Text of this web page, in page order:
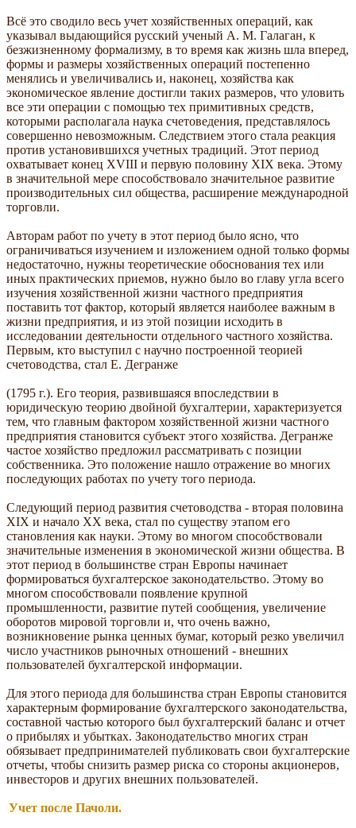
Bcё это сводило весь учет хозяйственных операций, как
указывал выдающийся русский ученый А. М. Галаган, к
безжизненному формализму, в то время как жизнь шла вперед,
формы и размеры хозяйственных операций постепенно
менялись и увеличивались и, наконец, хозяйства как
экономическое явление достигли таких размеров, что уловить
все эти операции с помощью тех примитивных средств,
которыми располагала наука счетоведения, представлялось
совершенно невозможным. Следствием этого стала реакция
против установившихся учетных традиций. Этот период
охватывает конец XVIII и первую половину XIX века. Этому
в значительной мере способствовало значительное развитие
производительных сил общества, расширение международной
торговли.
Авторам работ по учету в этот период было ясно, что
ограничиваться изучением и изложением одной только формы
недостаточно, нужны теоретические обоснования тех или
иных практических приемов, нужно было во главу угла всего
изучения хозяйственной жизни частного предприятия
поставить тот фактор, который является наиболее важным в
жизни предприятия, и из этой позиции исходить в
исследовании деятельности отдельного частного хозяйства.
Первым, кто выступил с научно построенной теорией
счетоводства, стал Е. Дегранже
(1795 г.). Его теория, развившаяся впоследствии в
юридическую теорию двойной бухгалтерии, характеризуется
тем, что главным фактором хозяйственной жизни частного
предприятия становится субъект этого хозяйства. Дегранже
частое хозяйство предложил рассматривать с позиции
собственника. Это положение нашло отражение во многих
последующих работах по учету того периода.
Следующий период развития счетоводства - вторая половина
XIX и начало XX века, стал по существу этапом его
становления как науки. Этому во многом способствовали
значительные изменения в экономической жизни общества. В
этот период в большинстве стран Европы начинает
формироваться бухгалтерское законодательство. Этому во
многом способствовали появление крупной
промышленности, развитие путей сообщения, увеличение
оборотов мировой торговли и, что очень важно,
возникновение рынка ценных бумаг, который резко увеличил
число участников рыночных отношений - внешних
пользователей бухгалтерской информации.
Для этого периода для большинства стран Европы становится
характерным формирование бухгалтерского законодательства,
составной частью которого был бухгалтерский баланс и отчет
о прибылях и убытках. Законодательство многих стран
обязывает предпринимателей публиковать свои бухгалтерские
отчеты, чтобы снизить размер риска со стороны акционеров,
инвесторов и других внешних пользователей.
Учет после Пачоли.